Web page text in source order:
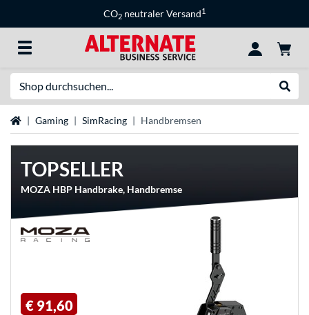
CO2 neutraler Versand1
StartseiteGaming SimRacing Handbremsen
TOPSELLER
MOZA HBP Handbrake, Handbremse
€ 91,60